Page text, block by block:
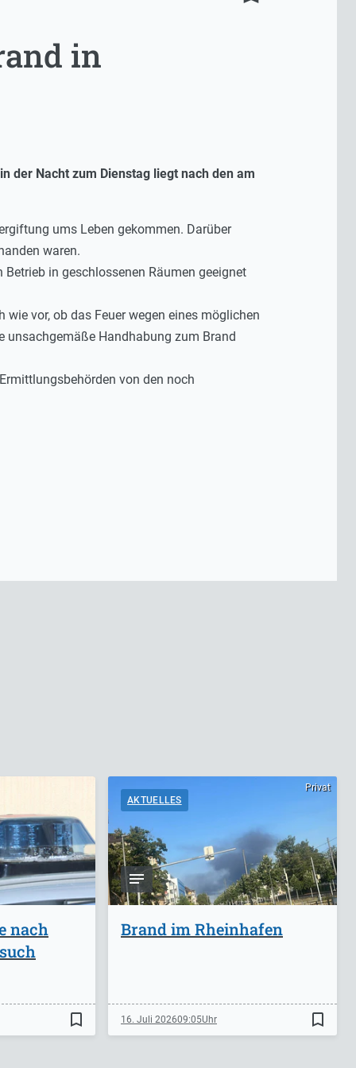
in
der Nacht zum Dienstag liegt nach den am
ums Leben gekommen. Darüber
waren.
in geschlossenen Räumen geeignet
vor, ob das Feuer wegen eines möglichen
unsachgemäße Handhabung zum Brand
von den noch
nach
bookmark_border
Privat
AKTUELLES
Brand im Rheinhafen
16. Juli 202609:05 bookmark_border